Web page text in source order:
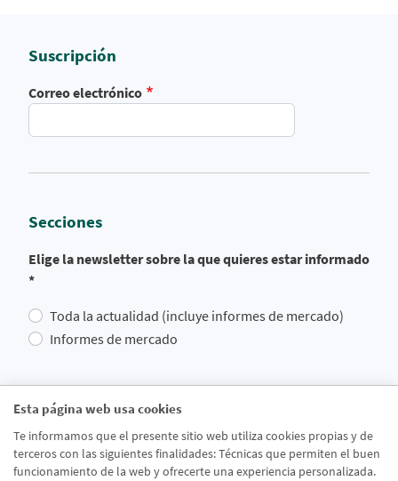
Esta página web usa cookies
Te informamos que el presente sitio web utiliza cookies propias y de
terceros con las siguientes finalidades: Técnicas que permiten el buen
funcionamiento de la web y ofrecerte una experiencia personalizada.
Suscripción
Correo electrónico
Secciones
Elige la newsletter sobre la que quieres estar informado
*
Toda la actualidad (incluye informes de mercado)
Informes de mercado
He leído y acepto laPolítica de Protección de Datos
Usuarios Web